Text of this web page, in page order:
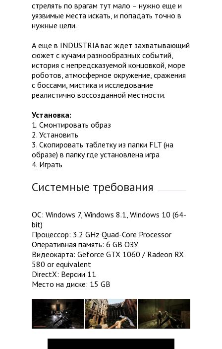
стрелять по врагам тут мало – нужно еще и
уязвимые места искать, и попадать точно в
нужные цели.
А еще в INDUSTRIA вас ждет захватывающий
сюжет с кучами разнообразных событий,
история с непредсказуемой концовкой, море
роботов, атмосферное окружение, сражения
с боссами, мистика и исследование
реалистично воссозданной местности.
Установка:
1. Смонтировать образ
2. Установить
3. Скопировать таблетку из папки FLT (на
образе) в папку где установлена игра
4. Играть
Системные требования
ОС: Windows 7, Windows 8.1, Windows 10 (64-
bit)
Процессор: 3.2 GHz Quad-Core Processor
Оперативная память: 6 GB ОЗУ
Видеокарта: Geforce GTX 1060 / Radeon RX
580 or equivalent
DirectX: Версии 11
Место на диске: 15 GB